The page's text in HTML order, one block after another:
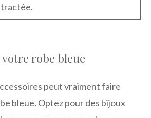
robe bleue
peut vraiment faire
bleue. Optez pour des bijoux